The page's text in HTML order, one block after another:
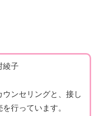
綾子
ンセリングと、接し
行っています。